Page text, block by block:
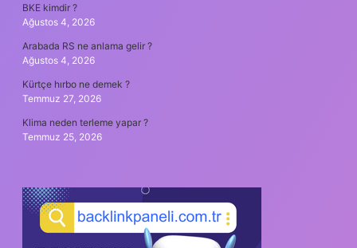
BKE kimdir ?
Ağustos 4, 2026
Arabada RS ne anlama gelir ?
Ağustos 4, 2026
Kürtçe hırbo ne demek ?
Temmuz 27, 2026
Klima neden terleme yapar ?
Temmuz 25, 2026